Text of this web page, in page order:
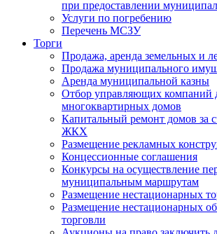
при предоставлении
Услуги по погребению
Перечень МСЗУ
Торги
Продажа, аренда земельных и
Продажа муниципального
Аренда муниципальной казны
Отбор управляющих компаний
многоквартирных домов
Капитальный ремонт домов за
ЖКХ
Размещение рекламных
Концессионные соглашения
Конкурсы на осуществление
муниципальным маршрутам
Размещение нестационарных
Размещение нестационарных
торговли